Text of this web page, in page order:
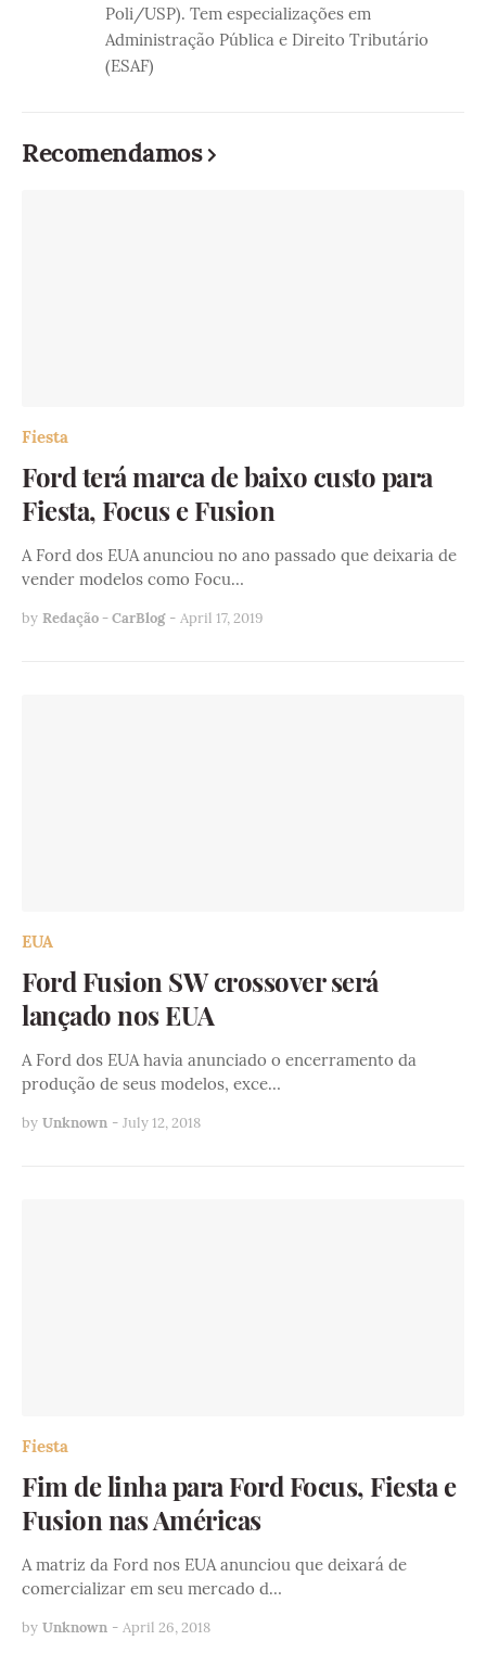
Poli/USP). Tem especializações em
Administração Pública e Direito Tributário
(ESAF)
Recomendamos
Fiesta
Ford terá marca de baixo custo para
Fiesta, Focus e Fusion
A Ford dos EUA anunciou no ano passado que deixaria de
vender modelos como Focu…
by Redação - CarBlog - April 17, 2019
EUA
Ford Fusion SW crossover será
lançado nos EUA
A Ford dos EUA havia anunciado o encerramento da
produção de seus modelos, exce…
by Unknown - July 12, 2018
Fiesta
Fim de linha para Ford Focus, Fiesta e
Fusion nas Américas
A matriz da Ford nos EUA anunciou que deixará de
comercializar em seu mercado d…
by Unknown - April 26, 2018